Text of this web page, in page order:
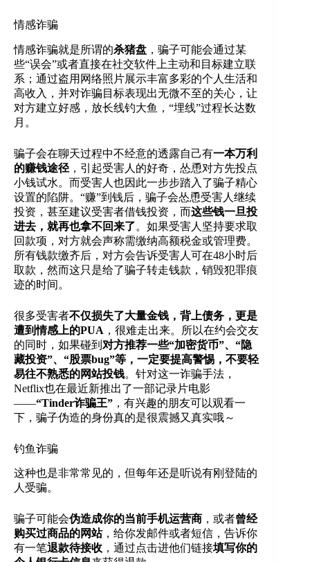
情感诈骗
情感诈骗就是所谓的杀猪盘 ，骗子可能会通过某
些“误会”或者直接在社交软件上主动和目标建立联
系；通过盗用网络照片展示丰富多彩的个人生活和
高收入，并对诈骗目标表现出无微不至的关心，让
对方建立好感，放长线钓大鱼，“埋线”过程长达数
月。
骗子会在聊天过程中不经意的透露自己有一本万利
的赚钱途径 ，引起受害人的好奇，怂恿对方先投点
小钱试水。而受害人也因此一步步踏入了骗子精心
设置的陷阱。“赚”到钱后，骗子会怂恿受害人继续
投资，甚至建议受害者借钱投资，而这些钱一旦投
进去，就再也拿不回来了。如果受害人坚持要求取
回款项，对方就会声称需缴纳高额税金或管理费。
所有钱款缴齐后，对方会告诉受害人可在48小时后
取款，然而这只是给了骗子转走钱款，销毁犯罪痕
迹的时间。
很多受害者不仅损失了大量金钱，背上债务，更是
遭到情感上的PUA ，很难走出来。所以在约会交友
的同时，如果碰到 对方推荐一些“加密货币”、“隐
藏投资”、“股票bug”等，一定要提高警惕，不要轻
易往不熟悉的网站投钱。针对这一诈骗手法，
Netflix也在最近新推出了一部记录片电影
——“Tinder诈骗王” ，有兴趣的朋友可以观看一
下，骗子伪造的身份真的是很震撼又真实哦～
钓鱼诈骗
这种也是非常常见的，但每年还是听说有刚登陆的
人受骗。
骗子可能会伪造成你的当前手机运营商 ，或者曾经
购买过商品的网站，给你发邮件或者短信，告诉你
有一笔退款待接收 ，通过点击进他们链接填写你的